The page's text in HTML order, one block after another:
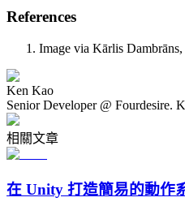
References
Image via Kārlis
Ken Kao
Senior Developer @ Fourdesire.
相關文章
在 Unity 打造簡易的動作